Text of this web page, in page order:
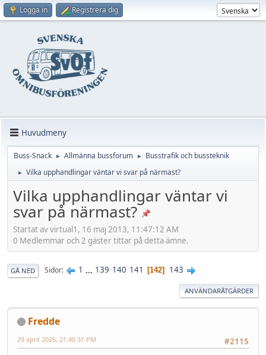
Logga in Registrera dig
Huvudmeny
Buss-Snack ► Allmänna bussforum ► Busstrafik och bussteknik
► Vilka upphandlingar väntar vi svar på närmast?
Vilka upphandlingar väntar vi
svar på närmast?
Startat av virtual1, 16 maj 2013, 11:47:12 AM
0 Medlemmar och 2 gäster tittar på detta ämne.
GÅ NED Sidor 1 ... 139 140 141 142 143
ANVÄNDARÅTGÄRDER
Fredde
#2115
29 april 2026, 21:40:31 PM